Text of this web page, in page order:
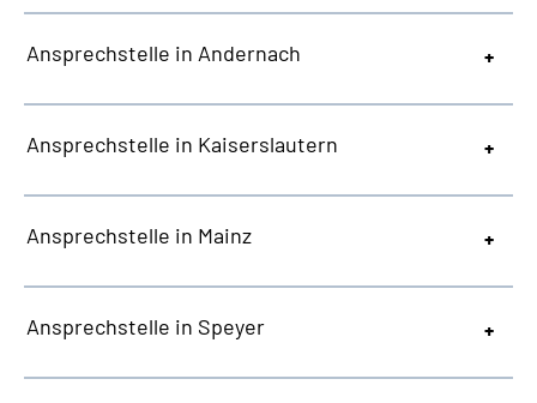
Ansprechstelle in Andernach
Ansprechstelle in Kaiserslautern
Ansprechstelle in Mainz
Ansprechstelle in Speyer